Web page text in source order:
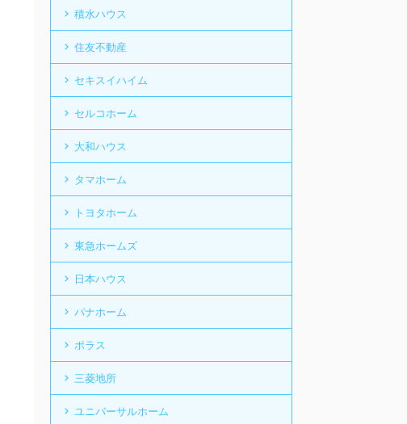
積水ハウス
住友不動産
セキスイハイム
セルコホーム
大和ハウス
タマホーム
トヨタホーム
東急ホームズ
日本ハウス
パナホーム
ポラス
三菱地所
ユニバーサルホーム